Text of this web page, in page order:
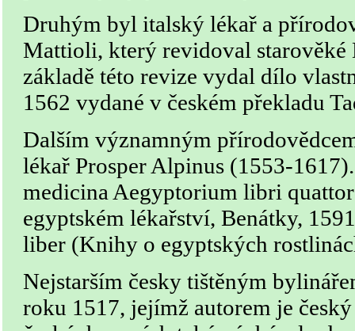
Druhým byl italský lékař a
Mattioli, který revidoval starověké
základě této revize vydal dílo
1562 vydané v českém překladu
Dalším významným
lékař Prosper Alpinus (1553-
medicina Aegyptorium libri
egyptském lékařství, Benátky,
liber (Knihy o egyptských
Nejstarším česky tištěným
roku 1517, jejímž autorem je